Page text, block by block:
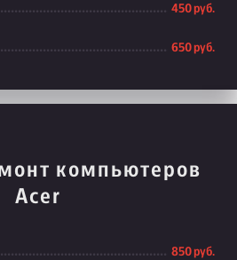
450 руб.
650 руб.
компьютеров
Acer
850 руб.